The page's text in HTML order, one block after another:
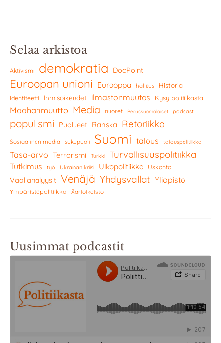
Selaa arkistoa
Aktivismi demokratia DocPoint
Euroopan unioni Eurooppa hallitus Historia
Identiteetti Ihmisoikeudet ilmastonmuutos Kysy politiikasta
Maahanmuutto Media nuoret Perussuomalaiset podcast
populismi Puolueet Ranska Retoriikka
Sosiaalinen media sukupuoli Suomi talous talouspolitiikka
Tasa-arvo Terrorismi Turkki Turvallisuuspolitiikka
Tutkimus työ Ukrainan kriisi Ulkopolitiikka Uskonto
Vaalianalyysit Venäjä Yhdysvallat Yliopisto
Ympäristöpolitiikka Äärioikeisto
Uusimmat podcastit